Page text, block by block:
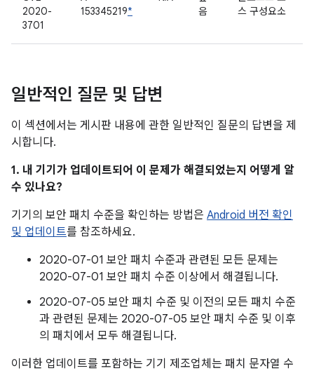
2020-
3701
153345219*
음
스 구성요소
일반적인 질문 및 답변
이 섹션에서는 게시판 내용에 관한 일반적인 질문의 답변을 제
시합니다.
1. 내 기기가 업데이트되어 이 문제가 해결되었는지 어떻게 알
수 있나요?
기기의 보안 패치 수준을 확인하는 방법은 Android 버전 확인
및 업데이트를 참조하세요.
2020-07-01 보안 패치 수준과 관련된 모든 문제는
2020-07-01 보안 패치 수준 이상에서 해결됩니다.
2020-07-05 보안 패치 수준 및 이전의 모든 패치 수준
과 관련된 문제는 2020-07-05 보안 패치 수준 및 이후
의 패치에서 모두 해결됩니다.
이러한 업데이트를 포함하는 기기 제조업체는 패치 문자열 수